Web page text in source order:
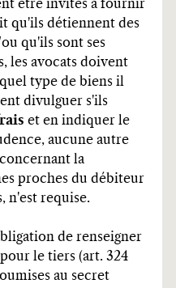
être invités à fournir
qu'ils détiennent des
qu'ils sont ses
les avocats doivent
type de biens il
divulguer s'ils
et en indiquer le
aucune autre
la
proches du débiteur
n'est requise.
de renseigner
le tiers (art. 324
au secret